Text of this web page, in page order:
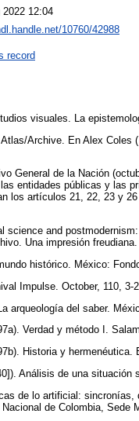
2022 12:04
10760/42988
record
visuales. La
Archive. En Alex
General de la Nación
entidades públicas y las
los artículos 21, 22, 23 y
science and
Una impresión
histórico. México:
Impulse. October, 110,
arqueología del saber.
Verdad y método I.
Historia y
Análisis de una
de lo artificial:
de Colombia, Sede